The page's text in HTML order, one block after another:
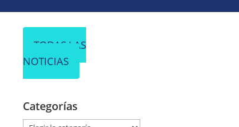
TODAS LAS
NOTICIAS
Categorías